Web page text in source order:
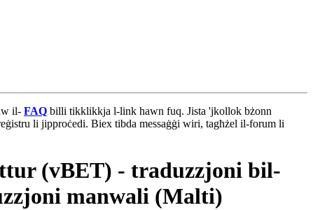
il- FAQ billi tikklikkja l-link hawn fuq. Jista 'jkollok bżonn
li jipproċedi. Biex tibda messaġġi wiri, tagħżel il-forum li
(vBET) - traduzzjoni bil-
manwali (Malti)